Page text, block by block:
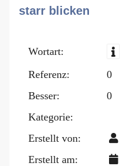
Forum
Blog
starr blicken
Wortart:
Referenz:
0
Besser:
0
Kategorie:
Erstellt von:
Erstellt am: